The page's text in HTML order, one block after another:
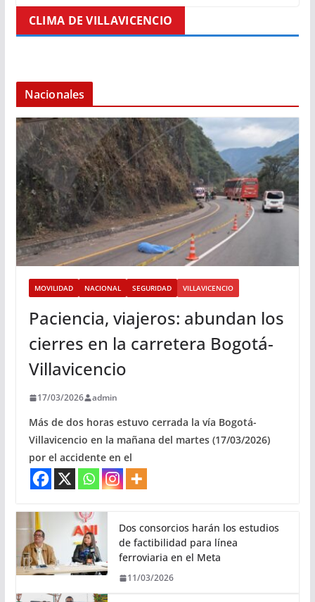
CLIMA DE VILLAVICENCIO
Nacionales
MOVILIDAD NACIONAL SEGURIDAD VILLAVICENCIO
Paciencia, viajeros: abundan los
cierres en la carretera Bogotá-
Villavicencio
17/03/2026 admin
Más de dos horas estuvo cerrada la vía Bogotá-
Villavicencio en la mañana del martes (17/03/2026)
por el accidente en el
Dos consorcios harán los estudios
de factibilidad para línea
ferroviaria en el Meta
11/03/2026